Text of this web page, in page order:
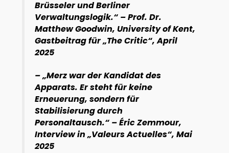
Brüsseler und Berliner
Verwaltungslogik.“ – Prof. Dr.
Matthew Goodwin, University of Kent,
Gastbeitrag für „The Critic“, April
2025
– „Merz war der Kandidat des
Apparats. Er steht für keine
Erneuerung, sondern für
Stabilisierung durch
Personaltausch.“ – Éric Zemmour,
Interview in „Valeurs Actuelles“, Mai
2025